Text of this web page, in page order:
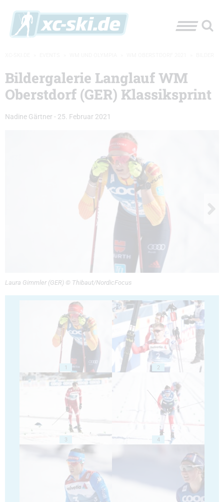
Bildergalerie Langlauf WM
Oberstdorf (GER) Klassiksprint
Nadine Gärtner - 25. Februar 2021
Laura Gimmler (GER) © Thibaut/NordicFocus
1 2
3 4